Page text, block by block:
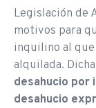
Legislación de
motivos para
inquilino al
alquilada.
desahucio por
desahucio